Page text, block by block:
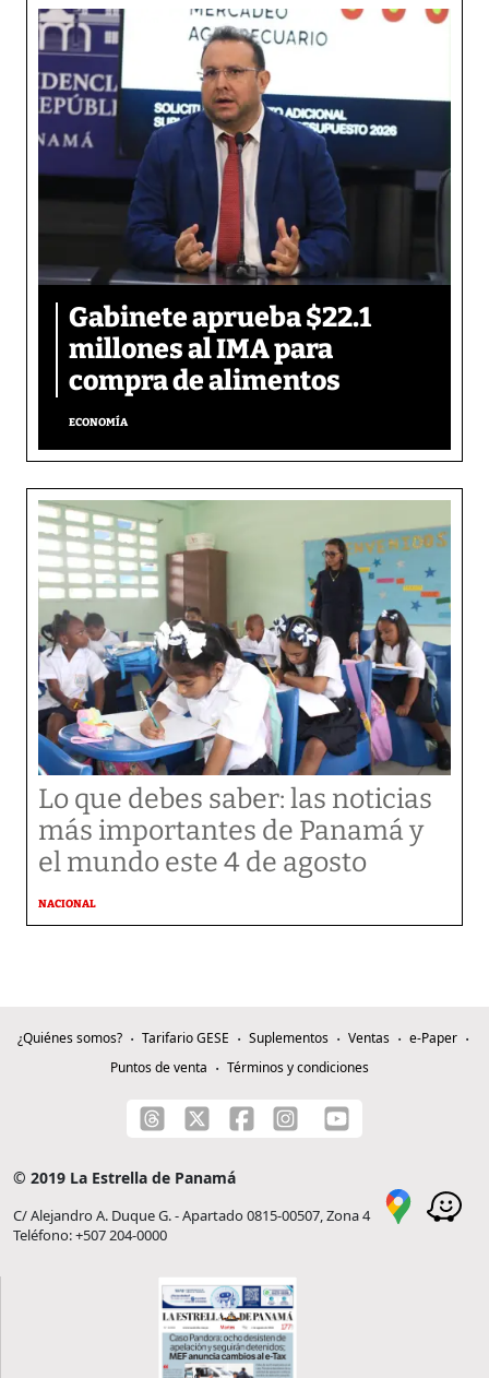
Gabinete aprueba $22.1
millones al IMA para
compra de alimentos
ECONOMÍA
Lo que debes saber: las noticias
más importantes de Panamá y
el mundo este 4 de agosto
NACIONAL
¿Quiénes somos? Tarifario GESE Suplementos Ventas
e-Paper
Puntos de venta
Términos y condiciones
© 2019 La Estrella de Panamá
C/ Alejandro A. Duque G. - Apartado 0815-00507, Zona 4
Teléfono: +507 204-0000